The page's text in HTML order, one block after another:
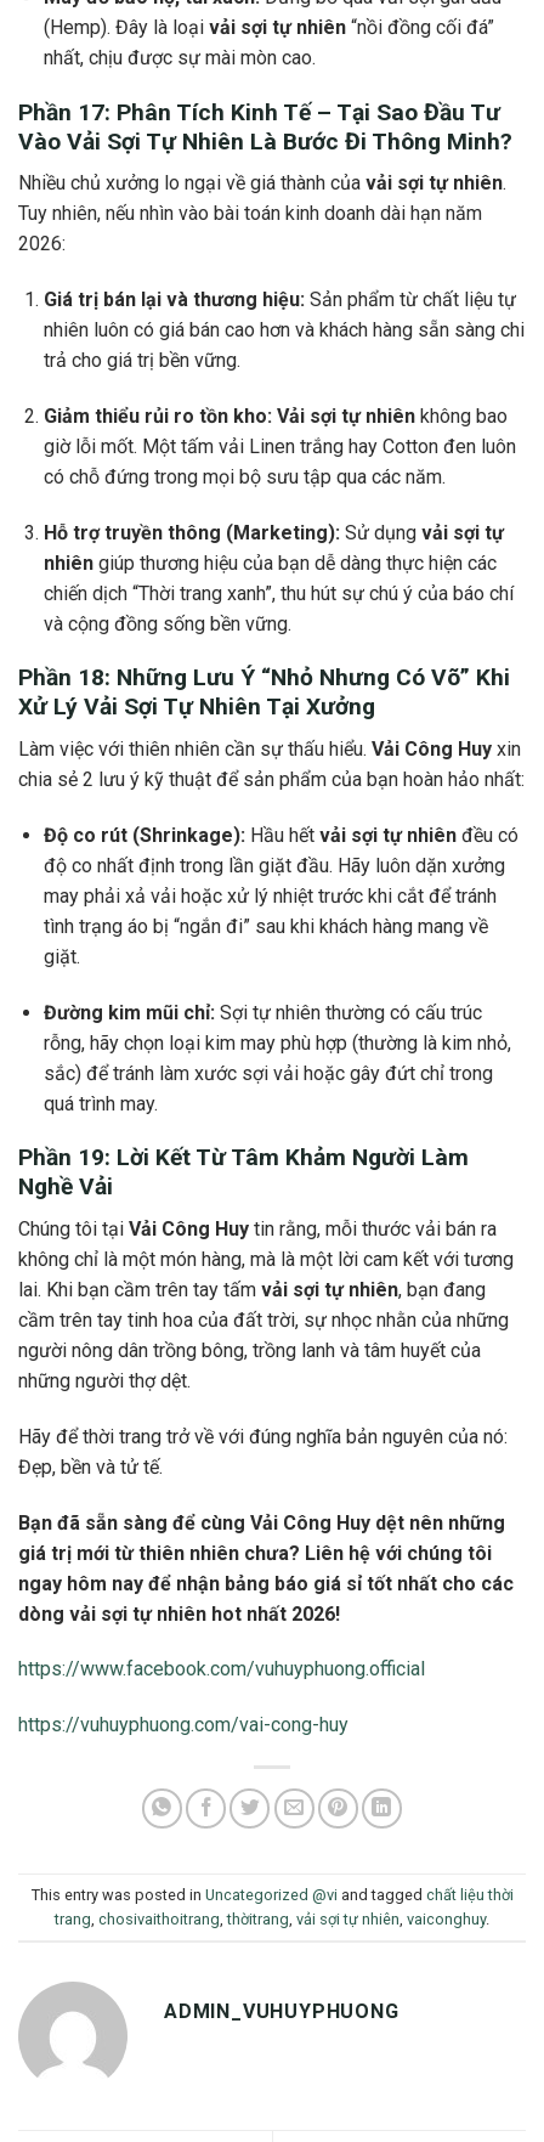
(Hemp). Đây là loại vải sợi tự nhiên“nồi đồng cối đá”
nhất, chịu được sự mài mòn cao.
Phần 17: Phân Tích Kinh Tế – Tại Sao Đầu Tư
Vào Vải Sợi Tự Nhiên Là Bước Đi Thông Minh?
Nhiều chủ xưởng lo ngại về giá thành của vải sợi tự nhiên.
Tuy nhiên, nếu nhìn vào bài toán kinh doanh dài hạn năm
2026:
Giá trị bán lại và thương hiệu:Sản phẩm từ chất liệu tự
nhiên luôn có giá bán cao hơn và khách hàng sẵn sàng chi
trả cho giá trị bền vững.
Giảm thiểu rủi ro tồn kho: Vải sợi tự nhiênkhông bao
giờ lỗi mốt. Một tấm vải Linen trắng hay Cotton đen luôn
có chỗ đứng trong mọi bộ sưu tập qua các năm.
Hỗ trợ truyền thông (Marketing): Sử dụng vải sợi tự
nhiêngiúp thương hiệu của bạn dễ dàng thực hiện các
chiến dịch “Thời trang xanh”, thu hút sự chú ý của báo chí
và cộng đồng sống bền vững.
Phần 18: Những Lưu Ý “Nhỏ Nhưng Có Võ” Khi
Xử Lý Vải Sợi Tự Nhiên Tại Xưởng
Làm việc với thiên nhiên cần sự thấu hiểu. Vải Công Huy xin
chia sẻ 2 lưu ý kỹ thuật để sản phẩm của bạn hoàn hảo nhất:
Độ co rút (Shrinkage):Hầu hết vải sợi tự nhiênđều có
độ co nhất định trong lần giặt đầu. Hãy luôn dặn xưởng
may phải xả vải hoặc xử lý nhiệt trước khi cắt để tránh
tình trạng áo bị “ngắn đi” sau khi khách hàng mang về
giặt.
Đường kim mũi chỉ: Sợi tự nhiên thường có cấu trúc
rỗng, hãy chọn loại kim may phù hợp (thường là kim nhỏ,
sắc) để tránh làm xước sợi vải hoặc gây đứt chỉ trong
quá trình may.
Phần 19: Lời Kết Từ Tâm Khảm Người Làm
Nghề Vải
Chúng tôi tại Vải Công Huy tin rằng, mỗi thước vải bán ra
không chỉ là một món hàng, mà là một lời cam kết với tương
lai. Khi bạn cầm trên tay tấm vải sợi tự nhiên, bạn đang
cầm trên tay tinh hoa của đất trời, sự nhọc nhằn của những
người nông dân trồng bông, trồng lanh và tâm huyết của
những người thợ dệt.
Hãy để thời trang trở về với đúng nghĩa bản nguyên của nó:
Đẹp, bền và tử tế.
Bạn đã sẵn sàng để cùng Vải Công Huy dệt nên những
giá trị mới từ thiên nhiên chưa? Liên hệ với chúng tôi
ngay hôm nay để nhận bảng báo giá sỉ tốt nhất cho các
dòng vải sợi tự nhiên hot nhất 2026!
https://www.facebook.com/vuhuyphuong.official
https://vuhuyphuong.com/vai-cong-huy
This entry was posted in Uncategorized @vi and tagged chất liệu thời
trang chosivaithoitrang ,thờitrang vải sợi tự nhiên vaiconghuy.
ADMIN_VUHUYPHUONG